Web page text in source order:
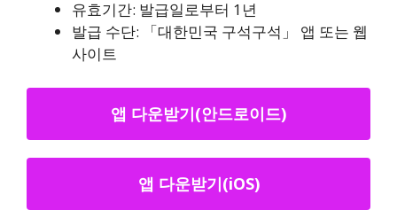
유효기간: 발급일로부터 1년
발급 수단: 「대한민국 구석구석」 앱 또는 웹
사이트
앱 다운받기(안드로이드)
앱 다운받기(iOS)